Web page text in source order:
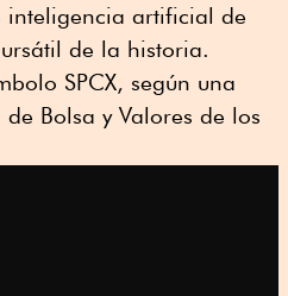
inteligencia artificial de
de la historia.
SPCX, según una
Bolsa y Valores de los